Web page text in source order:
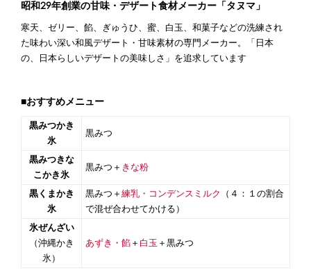
昭和29年創業の甘味・デザート食材メーカー「タヌマ」
寒天、ゼリー、餡、ぎゅうひ、蜜、白玉、和菓子などの洗練され
た味わい深い和風デザート・甘味素材の専門メーカー。「日本
の、日本らしいデザートの美味しさ」を追求しています
■おすすめメニュー
黒みつかき
氷
黒みつ
黒みつきな
こかき氷
黒みつ＋ きな粉
黒くまかき
氷
黒みつ＋練乳・コンデンスミルク （４：１の割合
で混ぜ合わせてかける）
氷ぜんざい
（沖縄かき
氷）
あずき・餡＋ 白玉 ＋黒みつ